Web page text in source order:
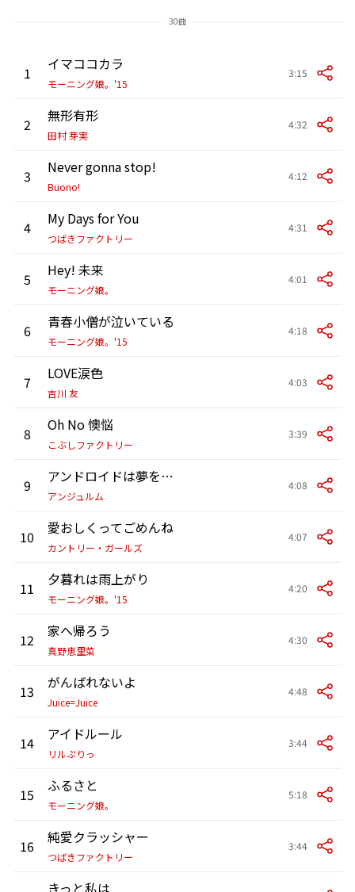
30曲
1 イマココカラ
モーニング娘。'15
3:15
2 無形有形
田村 芽実
4:32
3 Never gonna stop!
Buono!
4:12
4 My Days for You
つばきファクトリー
4:31
5 Hey! 未来
モーニング娘。
4:01
6 青春小僧が泣いている
モーニング娘。'15
4:18
7 LOVE涙色
吉川 友
4:03
8 Oh No 懊悩
こぶしファクトリー
3:39
9 アンドロイドは夢を見るか?
アンジュルム
4:08
10 愛おしくってごめんね
カントリー・ガールズ
4:07
11 夕暮れは雨上がり
モーニング娘。'15
4:20
12 家へ帰ろう
真野恵里菜
4:30
13 がんばれないよ
Juice=Juice
4:48
14 アイドルール
リルぷりっ
3:44
15 ふるさと
モーニング娘。
5:18
16 純愛クラッシャー
つばきファクトリー
3:44
きっと私は